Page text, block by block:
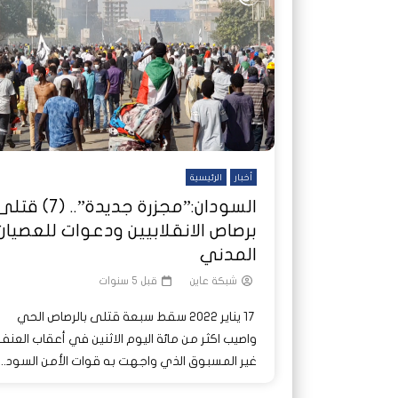
شاهد
عملتان وتطبيق مصرفي واحد.. كيف
تشظى النظام المصرفي في حرب
السودان؟
تصدر
ديون
شاهد
عملتان وتطبيق مصرفي واحد.. كيف
تشظى النظام المصرفي في حرب
السودان؟
هجمات
على
أخبار الرئيسية
السودان:”مجزرة جديدة”.. (7)
برصاص الانقلابيين ودعوات
المدني
شبكة عاين قبل 5 سنوات
17 يناير 2022 سقط سبعة قتلى بالرصاص الحي
واصيب اكثر من مائة اليوم الاثنين في أعقاب
غير المسبوق الذي واجهت به قوات الأمن